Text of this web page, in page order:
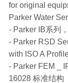
for original
Parker Water
- Parker IB系列
- Parker RSD
with ISO A
- Parker FEM _
16028 标准结构